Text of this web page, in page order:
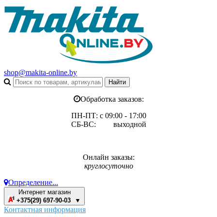
shop@makita-online.by
Обработка заказов:
ПН-ПТ: с 09:00 - 17:00
СБ-ВС: выходной
Онлайн заказы:
круглосуточно
Определение...
Интернет магазин
+375(29) 697-90-03 ▼
Контактная информация